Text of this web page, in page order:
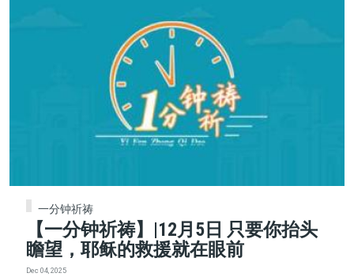
一分钟祈祷
【一分钟祈祷】|12月5日 只要你抬头
瞻望，耶稣的救援就在眼前
Dec 04, 2025